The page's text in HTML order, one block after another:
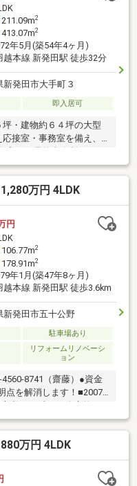
2
2
年5月(築54年4ヶ月)
越本線 新発田駅 徒歩32分
新発田市大手町３
即入居可
・建物約６４坪の大型
接室・事務室を備え、
宅や住居兼事務所として
なっています。■角地な
る敷地は、駐車スペース
りを実現します。■新発
着いた住環境を兼ね備え
新築用地・診療所・事務
をご検討いただけま
万円 4LDK
円
2
2
年1月(築47年8ヶ月)
越本線 新発田駅 徒歩3.6km
新発田市五十公野
駐車場あり
リフォームリノベーシ
ョン
8741（齋藤）●資金
点を解消します！■2007
車2台可能！■1階に
安心♪■小学校と中学校
合責任は免責です。・
新発田市立東中学校：徒
万円 4LDK